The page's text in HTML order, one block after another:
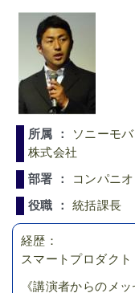
所属 ：
ソニーモ
株式会社
部署 ：
コンパニ
役職 ： 統括課長
経歴：
スマートプロダク
《講演者からのメッ